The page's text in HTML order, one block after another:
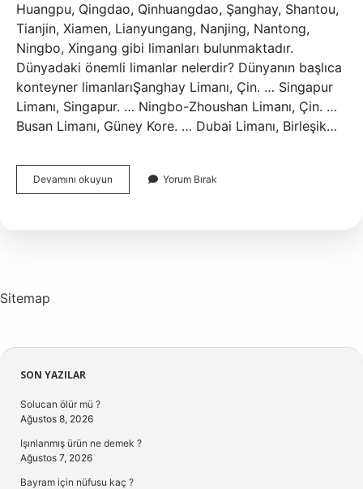
Huangpu, Qingdao, Qinhuangdao, Şanghay, Shantou,
Tianjin, Xiamen, Lianyungang, Nanjing, Nantong,
Ningbo, Xingang gibi limanları bulunmaktadır.
Dünyadaki önemli limanlar nelerdir? Dünyanın başlıca
konteyner limanlarıŞanghay Limanı, Çin. … Singapur
Limanı, Singapur. … Ningbo-Zhoushan Limanı, Çin. …
Busan Limanı, Güney Kore. … Dubai Limanı, Birleşik…
Devamını okuyun Dünyada
Toplam
Yorum Bırak
Sitemap
Sidebar
SON YAZILAR
Solucan ölür mü ?
Ağustos 8, 2026
Işınlanmış ürün ne demek ?
Ağustos 7, 2026
Bayram için nüfusu kaç ?